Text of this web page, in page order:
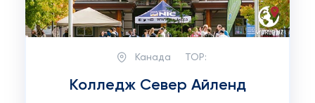
Канада TOP:
Колледж Север Айленд